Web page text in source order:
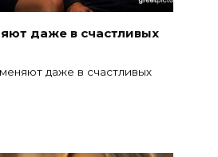
даже в счастливых
даже в счастливых